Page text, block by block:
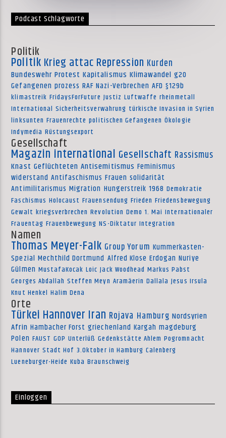
Podcast Schlagworte
Politik
Politik Krieg attac Repression Kurden
Bundeswehr Protest Kapitalismus Klimawandel g20
Gefangenen prozess RAF Nazi-Verbrechen AFD §129b
klimastreik FridaysForFuture Justiz Luftwaffe rheinmetall
International Sicherheitsverwahrung türkische Invasion in Syrien
linksunten Frauenrechte politischen Gefangenen Ökologie
Indymedia Rüstungsexport
Gesellschaft
Magazin international Gesellschaft Rassismus
Knast Geflüchteten Antisemitismus Feminismus
widerstand Antifaschismus Frauen solidarität
Antimilitarismus Migration Hungerstreik 1968 Demokratie
Faschismus Holocaust Frauensendung Frieden Friedensbewegung
Gewalt kriegsverbrechen Revolution Demo 1. Mai Internationaler
Frauentag Frauenbewegung NS-Diktatur Integration
Namen
Thomas Meyer-Falk Group Yorum Kummerkasten-
Spezial Mechthild Dortmund Alfred Klose Erdogan Nuriye
Gülmen MustafaKocak Loic Jack Woodhead Markus Pabst
Georges Abdallah Steffen Meyn Aramäerin Dallala Jesus Irsula
Knut Henkel Halim Dena
Orte
Türkei Hannover Iran Rojava Hamburg Nordsyrien
Afrin Hambacher Forst griechenland Kargah magdeburg
Polen FAUST GOP Unterlüß Gedenkstätte Ahlem Pogromnacht
Hannover Stadt Hof 3.Oktober in Hamburg Calenberg
Lueneburger-Heide Kuba Braunschweig
Einloggen